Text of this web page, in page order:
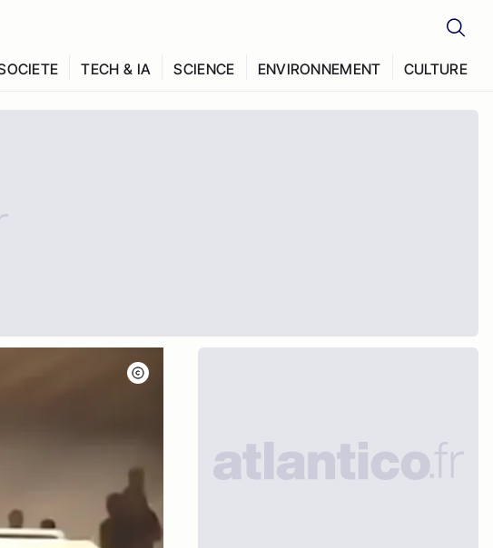
TECH & IA SCIENCE ENVIRONNEMENT CULTURE